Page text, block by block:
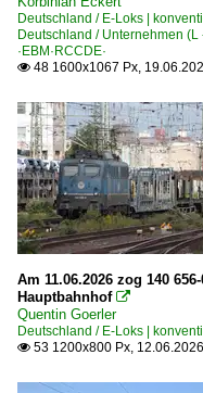
Köln Messe
Königswinter
Köthen (Anhalt)
Kronach
Bahnhöfe (L - Q)
Laufach
Leer
Lehndorf
Lehrte
Leipzig
Lüneburg
Deutschland / E-Loks |
Deutschland / Unternehmen
·EBM·RCCDE·
 48 1600x1067 Px,
Am 11.06.2026 zog 140
Hauptbahnhof 
Quentin Goerler
Deutschland / E-Loks |
 53 1200x800 Px, 12.06.2026